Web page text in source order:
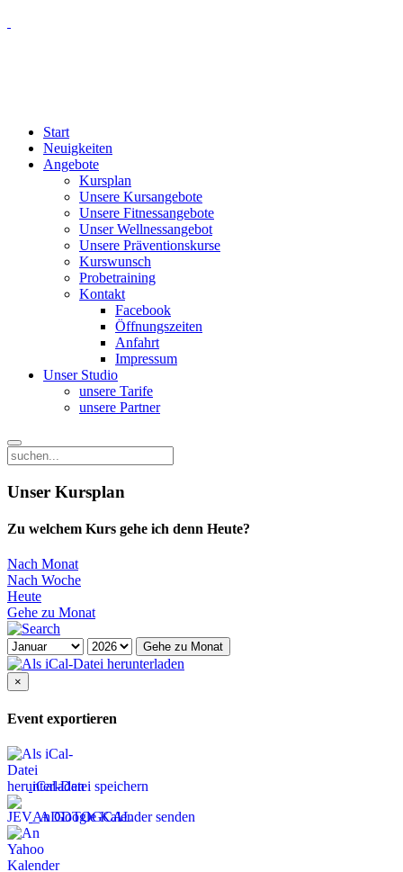
Start
Neuigkeiten
Angebote
Kursplan
Unsere Kursangebote
Unsere Fitnessangebote
Unser Wellnessangebot
Unsere Präventionskurse
Kurswunsch
Probetraining
Kontakt
Facebook
Öffnungszeiten
Anfahrt
Impressum
Unser Studio
unsere Tarife
unsere Partner
Unser Kursplan
Zu welchem Kurs gehe ich denn Heute?
Nach Monat
Nach Woche
Heute
Gehe zu Monat
Gehe zu Monat
×
Event exportieren
iCal-Datei speichern
An Google Kalender senden